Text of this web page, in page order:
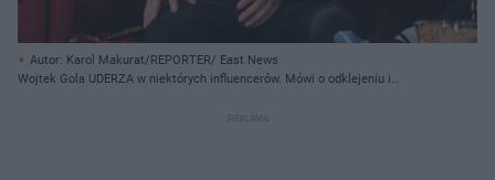
Autor: Karol Makurat/REPORTER/ East News
Wojtek Gola UDERZA w niektórych influencerów. Mówi o odklejeniu i